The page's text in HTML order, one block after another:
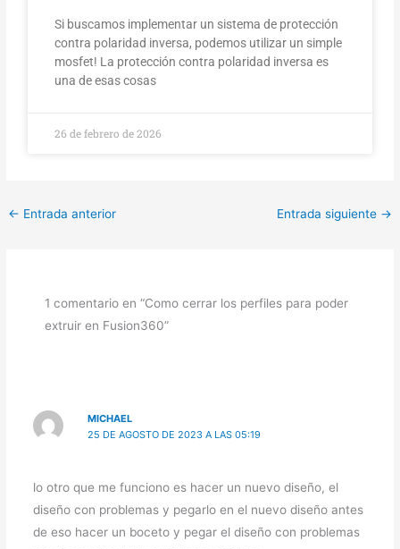
Si buscamos implementar un sistema de protección
contra polaridad inversa, podemos utilizar un simple
mosfet! La protección contra polaridad inversa es
una de esas cosas
26 de febrero de 2026
← Entrada anterior Entrada siguiente →
1 comentario en “Como cerrar los perfiles para poder
extruir en Fusion360”
MICHAEL
25 DE AGOSTO DE 2023 A LAS 05:19
lo otro que me funciono es hacer un nuevo diseño, el
diseño con problemas y pegarlo en el nuevo diseño antes
de eso hacer un boceto y pegar el diseño con problemas